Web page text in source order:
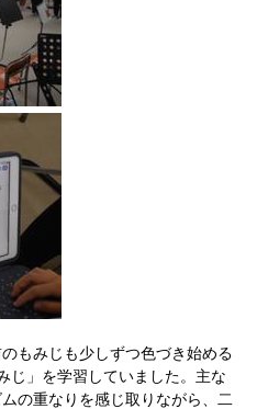
もみじも少しずつ色づき始める
じ」を学習していました。主な
の重なりを感じ取りながら、二